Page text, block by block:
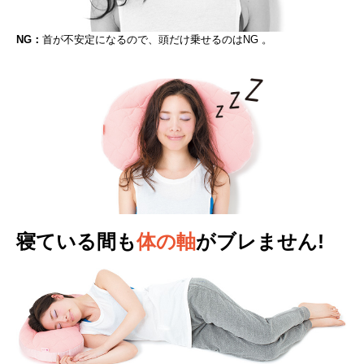
NG： 首が不安定になるので、頭だけ乗せるのはNG 。
寝ている間も体の軸がブレません!